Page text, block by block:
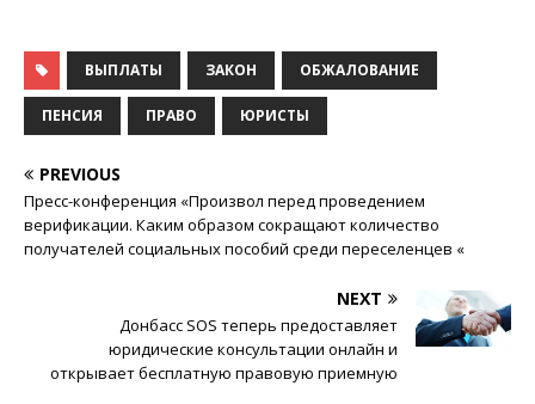
ВЫПЛАТЫ ЗАКОН ОБЖАЛОВАНИЕ
ПЕНСИЯ ПРАВО ЮРИСТЫ
PREVIOUS
Пресс-конференция «Произвол перед проведением
верификации. Каким образом сокращают количество
получателей социальных пособий среди переселенцев «
NEXT
Донбасс SOS теперь предоставляет
юридические консультации онлайн и
открывает бесплатную правовую приемную